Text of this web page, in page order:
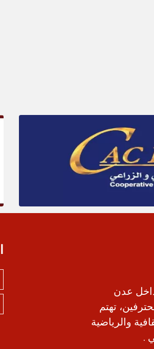
عدن
تهتم
والرياضية
.